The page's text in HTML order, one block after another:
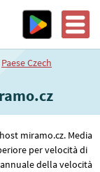
Paese Czech
miramo.cz. Media
per velocità di
della velocità